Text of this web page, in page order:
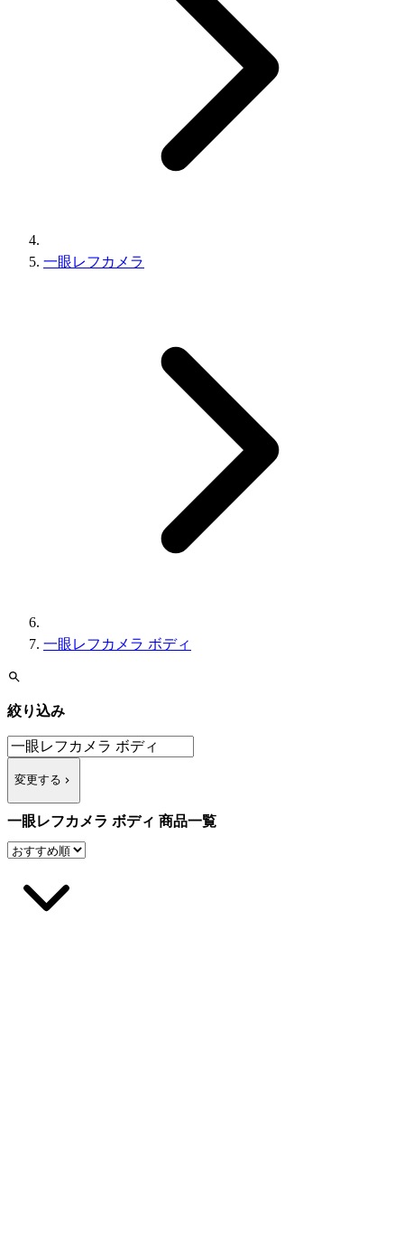
一眼レフカメラ
一眼レフカメラ ボディ
絞り込み
変更する
一眼レフカメラ ボディ 商品一覧